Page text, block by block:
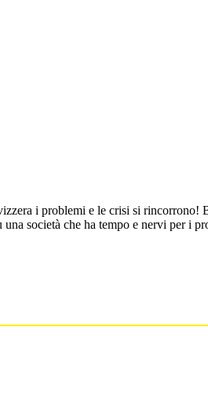
i problemi e le crisi si rincorrono!
società che ha tempo e nervi per i